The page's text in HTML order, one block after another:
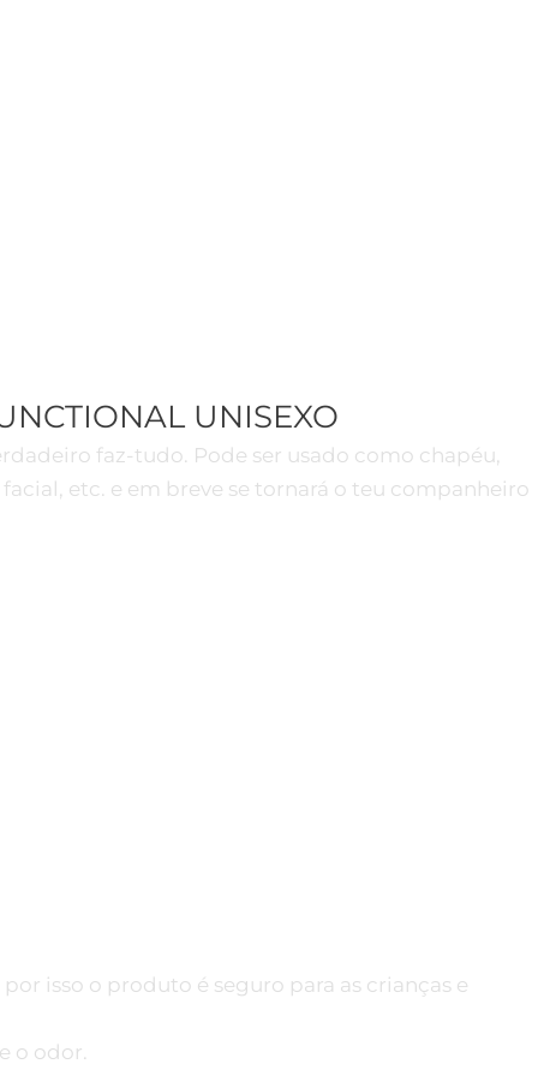
UNISEXO
faz-tudo. Pode ser usado como chapéu,
etc. e em breve se tornará o teu companheiro
isso o produto é seguro para as crianças e
o odor.